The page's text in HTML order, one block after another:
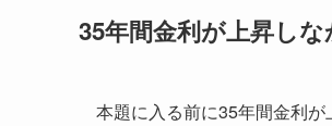
35年間金利が上昇し
本題に入る前に35年間金利が